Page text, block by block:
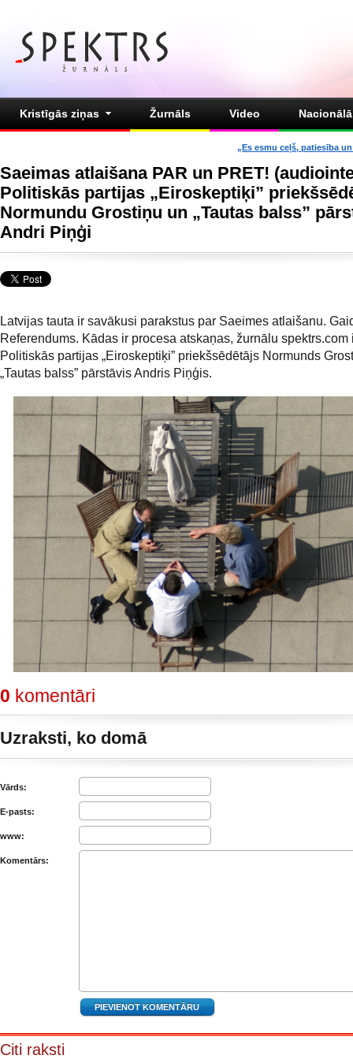
Kristīgās ziņas Žurnāls Video
„Es esmu ceļš, patiesība
Saeimas atlaišana PAR un PRET!
Politiskās partijas „Eiroskeptiķi”
Normundu Grostiņu un „Tautas balss”
Andri Piņģi
Latvijas tauta ir savākusi parakstus par Saeimes atlaišanu.
Referendums. Kādas ir procesa atskaņas, žurnālu spektrs.com
Politiskās partijas „Eiroskeptiķi” priekšsēdētājs Normunds
„Tautas balss” pārstāvis Andris Piņģis.
0 komentāri
Uzraksti, ko domā
Vārds:
E-pasts:
www:
Komentārs:
Citi raksti